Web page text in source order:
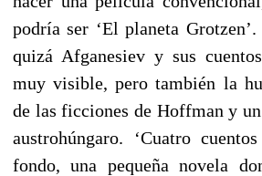
podría ser ‘El planeta
quizá Afganesiev y sus
muy visible, pero también la
de las ficciones de Hoffman y
austrohúngaro. ‘Cuatro
fondo, una pequeña novela